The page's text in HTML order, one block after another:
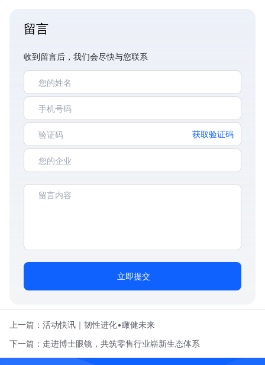
留言
收到留言后，我们会尽快与您联系
获取验证码
立即提交
上一篇： 活动快讯｜韧性进化•瞰健未来
下一篇： 走进博士眼镜，共筑零售行业崭新生态体系